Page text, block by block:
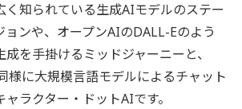
く知られている生成AIモデルのステー
ョンや、オープンAIのDALL-Eのよう
を手掛けるミッドジャーニーと、
様に大規模言語モデルによるチャット
ラクター・ドットAIです。